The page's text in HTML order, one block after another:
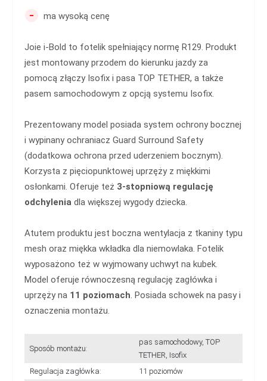
- ma wysoką cenę
Joie i-Bold to fotelik spełniający normę R129. Produkt
jest montowany przodem do kierunku jazdy za
pomocą złączy Isofix i pasa TOP TETHER, a także
pasem samochodowym z opcją systemu Isofix.
Prezentowany model posiada system ochrony bocznej
i wypinany ochraniacz Guard Surround Safety
(dodatkowa ochrona przed uderzeniem bocznym).
Korzysta z pięciopunktowej uprzęży z miękkimi
osłonkami. Oferuje też 3-stopniową regulację
odchylenia dla większej wygody dziecka.
Atutem produktu jest boczna wentylacja z tkaniny typu
mesh oraz miękka wkładka dla niemowlaka. Fotelik
wyposażono też w wyjmowany uchwyt na kubek.
Model oferuje równoczesną regulację zagłówka i
uprzęży na 11 poziomach. Posiada schowek na pasy i
oznaczenia montażu.
Sposób montażu:
pas samochodowy, TOP
TETHER, Isofix
Regulacja zagłówka:
11 poziomów